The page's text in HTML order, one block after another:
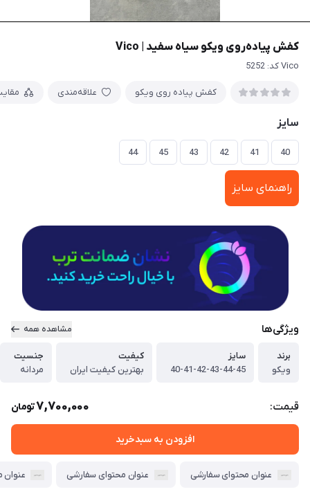
کفش پیاده‌روی ویکو سیاه سفید | Vico
Vico کد: 5252
کفش پیاده روی ویکو علاقه‌مندی
سایز
40
41
42
43
45
44
راهنمای سایز
ویژگی‌ها مشاهده همه
برند
ویکو
سایز
40-41-42-43-44-45
کیفیت
بهترین کیفیت ایران
جنسیت
مردانه
قیمت: 7,700,000تومان
افزودن به سبدخرید
عنوان محتوای سفارشی عنوان محتوای سفارشی عنوان